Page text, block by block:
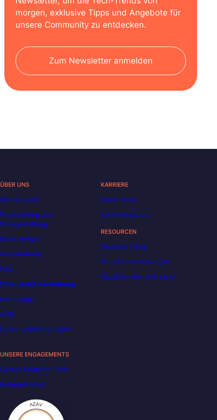
morgen, exklusive Tipps und Angebote für
unsere Community zu entdecken.
Zum Newsletter anmelden
ÜBER UNS
Wer ist Liora?
Finanzierung und
Preisgestaltung
Bewertungen
Hausordnung
FAQ
Datenschutzverordnung
Impressum
AGB
Nutzungsbedingungen
KARRIERE
Unser Team
Stellenangebote
RESOURCEN
Decoded | Blog
Berufsbeschreibungen
DataScientest wird Liora
UNSERE ENGAGEMENTS
Carbon Reduction Plan
Barrierefreiheit